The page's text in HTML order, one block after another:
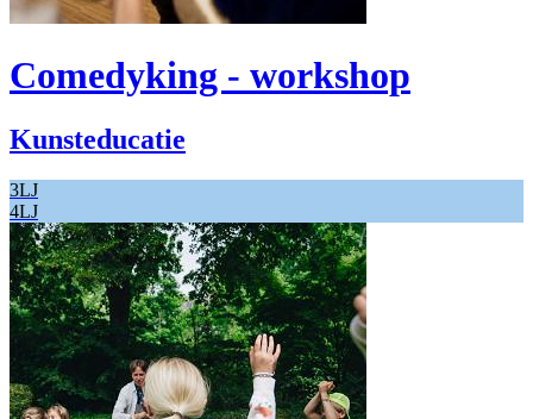
Comedyking - workshop
Kunsteducatie
3LJ
4LJ